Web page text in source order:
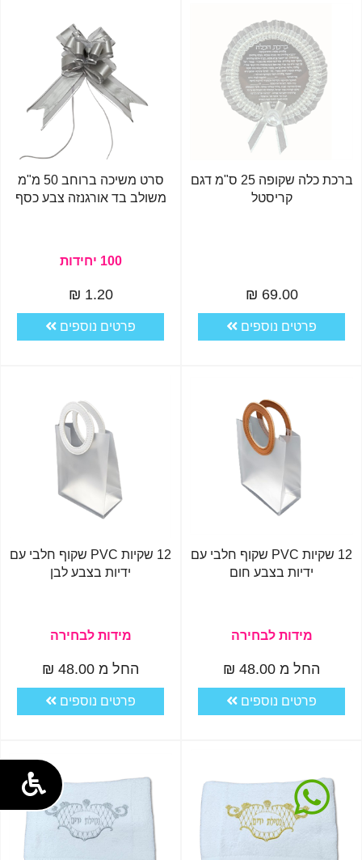
ברכת כלה שקופה 25 ס"מ דגם
קריסטל
69.00 ₪
פרטים נוספים
סרט משיכה ברוחב 50 מ"מ
משולב בד אורגנזה צבע כסף
100 יחידות
1.20 ₪
פרטים נוספים
12 שקיות PVC שקוף חלבי עם
ידיות בצבע חום
מידות לבחירה
החל מ 48.00 ₪
פרטים נוספים
12 שקיות PVC שקוף חלבי עם
ידיות בצבע לבן
מידות לבחירה
החל מ 48.00 ₪
פרטים נוספים